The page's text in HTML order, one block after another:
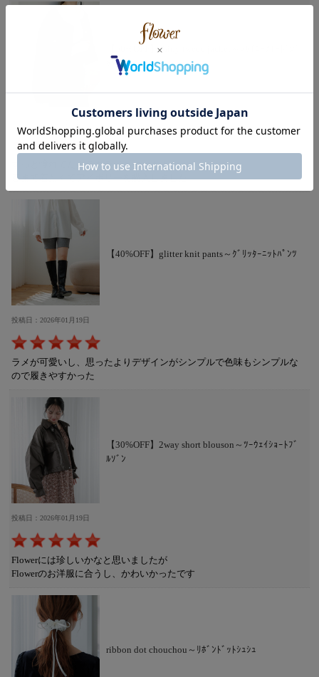
【50%OFF】shiny tweed jacket～ｼｬｲﾆｰﾂｲｰﾄﾞｼﾞ
ｬｹｯﾄ
ずっと憧れてたキラキラジャケット！
春まで着たくてアイボリーを購入しました
【40%OFF】glitter knit pants～ｸﾞﾘｯﾀｰﾆｯﾄﾊﾟﾝﾂ
投稿日：2026年01月19日
ラメが可愛いし、思ったよりデザインがシンプルで色味もシンプルな
ので履きやすかった
【30%OFF】2way short blouson～ﾂｰｳｪｲｼｮｰﾄﾌﾞ
ﾙｿﾞﾝ
投稿日：2026年01月19日
Flowerには珍しいかなと思いましたが
Flowerのお洋服に合うし、かわいかったです
ribbon dot chouchou～ﾘﾎﾞﾝﾄﾞｯﾄｼｭｼｭ